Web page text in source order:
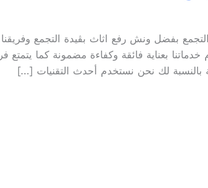
التجمع بفضل ونش رفع اثاث بڤيدة التجمع
بعناية فائقة وكفاءة مضمونة كما يتمتع
لك نحن نستخدم أحدث التقنيات […]